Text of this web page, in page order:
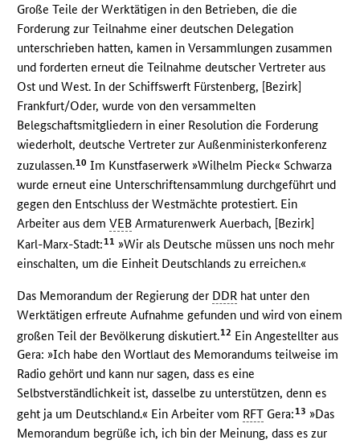
Große Teile der Werktätigen in den Betrieben, die die
Forderung zur Teilnahme einer deutschen Delegation
unterschrieben hatten, kamen in Versammlungen zusammen
und forderten erneut die Teilnahme deutscher Vertreter aus
Ost und West. In der Schiffswerft Fürstenberg, [Bezirk]
Frankfurt/Oder, wurde von den versammelten
Belegschaftsmitgliedern in einer Resolution die Forderung
wiederholt, deutsche Vertreter zur Außenministerkonferenz
zuzulassen.10 Im Kunstfaserwerk »Wilhelm Pieck« Schwarza
wurde erneut eine Unterschriftensammlung durchgeführt und
gegen den Entschluss der Westmächte protestiert. Ein
Arbeiter aus demVEB Armaturenwerk Auerbach, [Bezirk]
Karl-Marx-Stadt:11 »Wir als Deutsche müssen uns noch mehr
einschalten, um die Einheit Deutschlands zu erreichen.«
Das Memorandum der Regierung der DDR hat unter den
Werktätigen erfreute Aufnahme gefunden und wird von einem
großen Teil der Bevölkerung diskutiert.12 Ein Angestellter aus
Gera: »Ich habe den Wortlaut des Memorandums teilweise im
Radio gehört und kann nur sagen, dass es eine
Selbstverständlichkeit ist, dasselbe zu unterstützen, denn es
geht ja um Deutschland.« Ein Arbeiter vom RFT Gera:13 »Das
Memorandum begrüße ich, ich bin der Meinung, dass es zur